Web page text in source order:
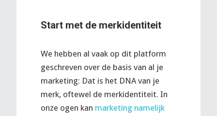
Start met de merkidentiteit
We hebben al vaak op dit platform
geschreven over de basis van al je
marketing: Dat is het DNA van je
merk, oftewel de merkidentiteit. In
onze ogen kan marketing namelijk